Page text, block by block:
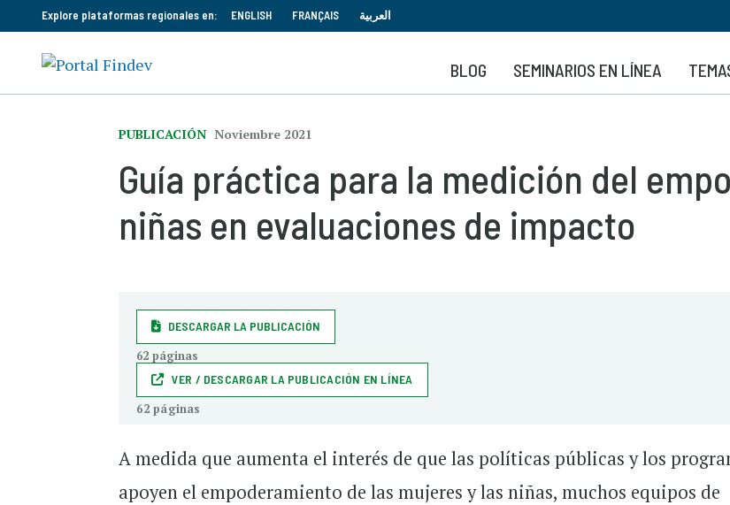
al
contenido
principal
Explore plataformas regionales en: ENGLISH FRANÇAIS العربية
BLOG SEMINARIOS EN LÍNEA
PUBLICACIÓN Noviembre 2021
Guía práctica para la medición del
niñas en evaluaciones de impacto
DESCARGAR LA PUBLICACIÓN
62 páginas
VER / DESCARGAR LA PUBLICACIÓN EN LÍNEA
62 páginas
A medida que aumenta el interés de que las políticas públicas y los
apoyen el empoderamiento de las mujeres y las niñas, muchos equipos de